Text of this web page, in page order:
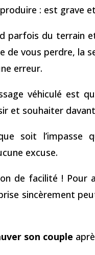
: est grave
parfois du terrain
de vous perdre, la
erreur.
véhiculé est
et souhaiter
soit l’impasse
excuse.
de facilité !
sincèrement
son couple